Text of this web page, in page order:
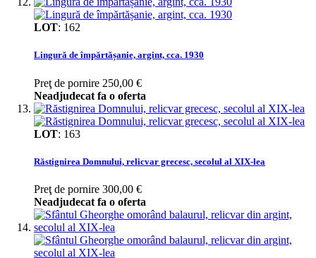
LOT: 162
Lingură de împărtășanie, argint, cca. 1930
Preţ de pornire 250,00 €
Neadjudecat fa o oferta
LOT: 163
Răstignirea Domnului, relicvar grecesc, secolul al XIX-lea
Preţ de pornire 300,00 €
Neadjudecat fa o oferta